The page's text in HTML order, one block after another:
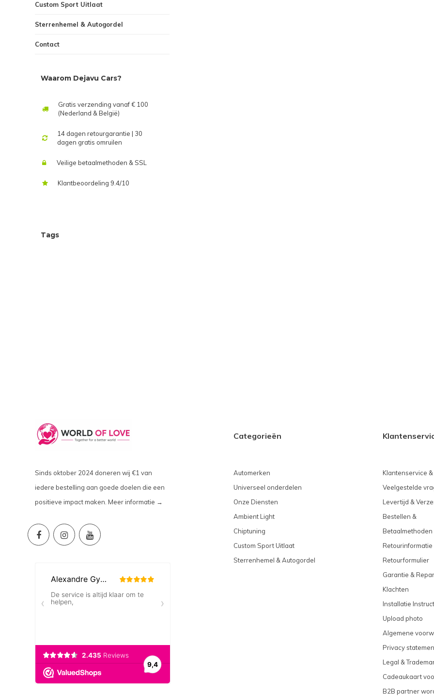
Custom Sport Uitlaat
Sterrenhemel & Autogordel
Contact
Waarom Dejavu Cars?
Gratis verzending vanaf € 100
(Nederland & België)
14 dagen retourgarantie | 30
dagen gratis omruilen
Veilige betaalmethoden & SSL
Klantbeoordeling 9.4/10
Tags
Sinds oktober 2024 doneren wij €1 van
iedere bestelling aan goede doelen die een
positieve impact maken. Meer informatie →
Categorieën
Automerken
Universeel onderdelen
Onze Diensten
Ambient Light
Chiptuning
Custom Sport Uitlaat
Sterrenhemel & Autogordel
Klantenservice
Veelgestelde
Levertijd &
Bestellen &
Betaalmethoden
Retourinformatie
Retourformulier
Garantie &
Klachten
Installatie
Upload photo
Algemene
Privacy
Legal &
Cadeaukaart
B2B partner